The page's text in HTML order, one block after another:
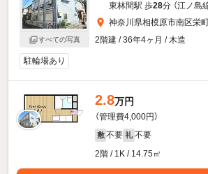
すべての写真
東林間駅 歩28分 （江ノ島
神奈川県相模原市南区栄
2階建 / 36年4ヶ月 / 木造
駐輪場あり
2.8万円
（管理費4,000円）
敷 不要 礼 不要
2階 / 1K / 14.75㎡